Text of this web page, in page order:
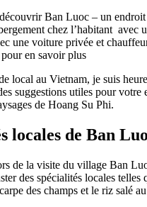
Ban Luoc – un
chez l’habitant avec
une voiture privée et
en savoir plus
local au Vietnam, je suis
suggestions utiles pour votre
de Hoang Su Phi.
locales de Ban
de la visite du village Ban
des spécialités locales telles
des champs et le riz salé au